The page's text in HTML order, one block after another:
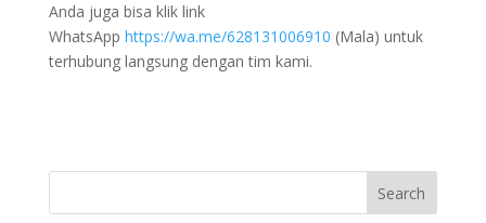
Anda juga bisa klik link
WhatsApp https://wa.me/628131006910 (Mala) untuk
terhubung langsung dengan tim kami.
Search